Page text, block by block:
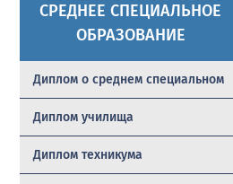
СРЕДНЕЕ СПЕЦИАЛЬНОЕ
ОБРАЗОВАНИЕ
Диплом о среднем специальном
Диплом училища
Диплом техникума